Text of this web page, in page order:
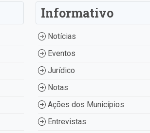
Informativo
Notícias
Eventos
Jurídico
Notas
Ações dos Municípios
Entrevistas